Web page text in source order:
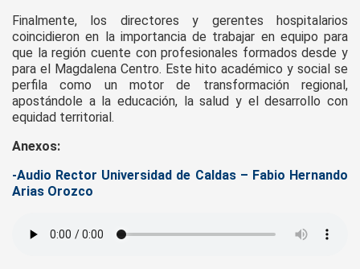
Finalmente, los directores y gerentes hospitalarios
coincidieron en la importancia de trabajar en equipo para
que la región cuente con profesionales formados desde y
para el Magdalena Centro. Este hito académico y social se
perfila como un motor de transformación regional,
apostándole a la educación, la salud y el desarrollo con
equidad territorial.
Anexos:
-Audio Rector Universidad de Caldas – Fabio Hernando
Arias Orozco